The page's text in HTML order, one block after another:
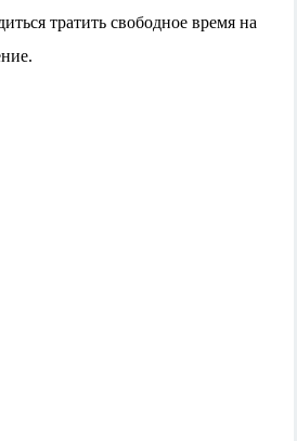
тратить свободное время на